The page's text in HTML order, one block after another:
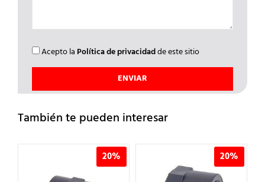
Acepto la Política de privacidadde este sitio
También te pueden interesar
20% 20%